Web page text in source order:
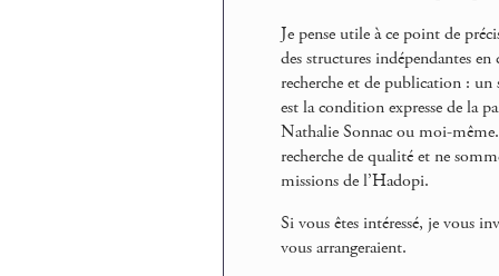
Je pense utile à ce point de
des structures indépendantes
recherche et de publication : un
est la condition expresse de la
Nathalie Sonnac ou moi-
recherche de qualité et ne
missions de l’Hadopi.
Si vous êtes intéressé, je vous
vous arrangeraient.